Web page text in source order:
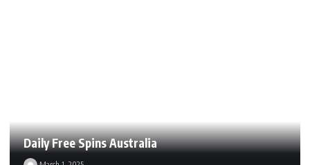
Daily Free Spins Australia